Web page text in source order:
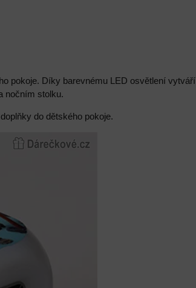
pokoje. Díky barevnému LED osvětlení vytváří
nočním stolku.
do dětského pokoje.